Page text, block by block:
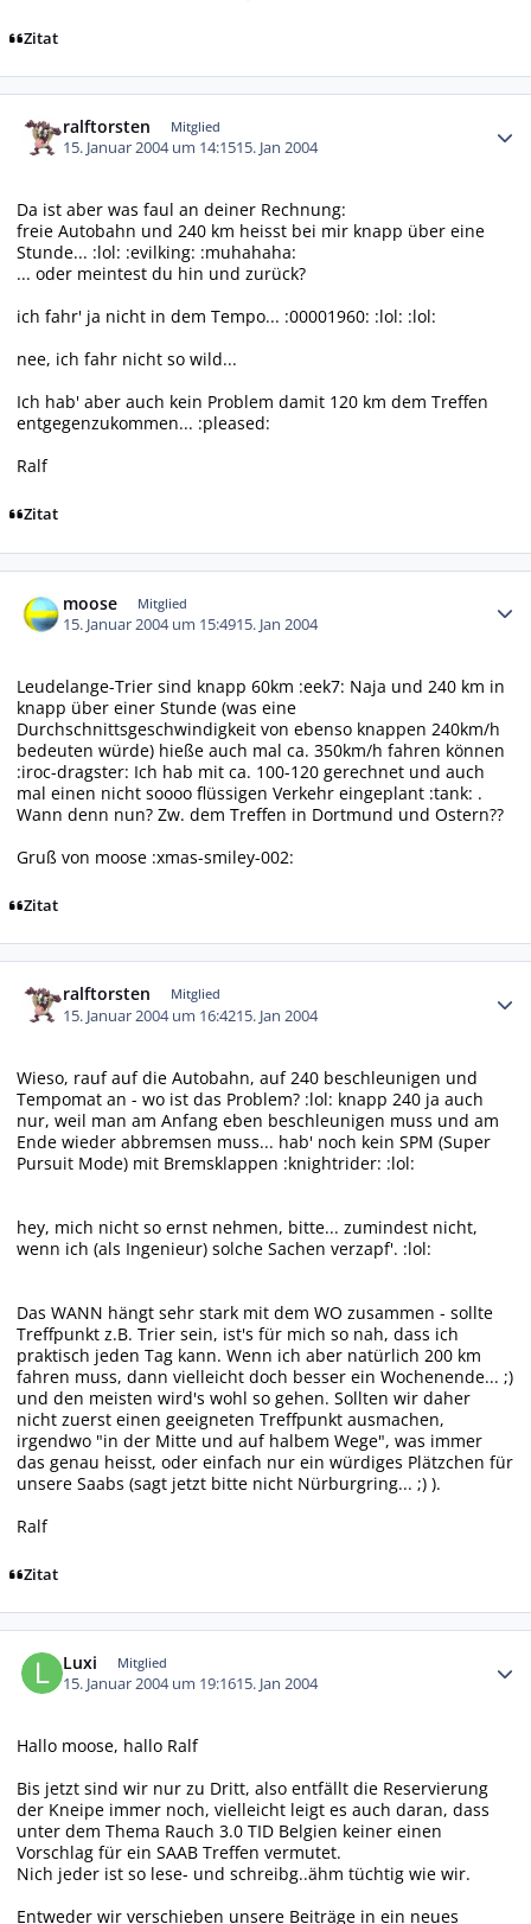
Zitat
ralftorsten Mitglied
15. Januar 2004 um 14:1515. Jan 2004
Da ist aber was faul an deiner Rechnung:
freie Autobahn und 240 km heisst bei mir knapp über eine
Stunde... :lol: :evilking: :muhahaha:
... oder meintest du hin und zurück?
ich fahr' ja nicht in dem Tempo... :00001960: :lol: :lol:
nee, ich fahr nicht so wild...
Ich hab' aber auch kein Problem damit 120 km dem Treffen
entgegenzukommen... :pleased:
Ralf
Zitat
moose Mitglied
15. Januar 2004 um 15:4915. Jan 2004
Leudelange-Trier sind knapp 60km :eek7: Naja und 240 km in
knapp über einer Stunde (was eine
Durchschnittsgeschwindigkeit von ebenso knappen 240km/h
bedeuten würde) hieße auch mal ca. 350km/h fahren können
:iroc-dragster: Ich hab mit ca. 100-120 gerechnet und auch
mal einen nicht soooo flüssigen Verkehr eingeplant :tank: .
Wann denn nun? Zw. dem Treffen in Dortmund und Ostern??
Gruß von moose :xmas-smiley-002:
Zitat
ralftorsten Mitglied
15. Januar 2004 um 16:4215. Jan 2004
Wieso, rauf auf die Autobahn, auf 240 beschleunigen und
Tempomat an - wo ist das Problem? :lol: knapp 240 ja auch
nur, weil man am Anfang eben beschleunigen muss und am
Ende wieder abbremsen muss... hab' noch kein SPM (Super
Pursuit Mode) mit Bremsklappen :knightrider: :lol:
hey, mich nicht so ernst nehmen, bitte... zumindest nicht,
wenn ich (als Ingenieur) solche Sachen verzapf'. :lol:
Das WANN hängt sehr stark mit dem WO zusammen - sollte
Treffpunkt z.B. Trier sein, ist's für mich so nah, dass ich
praktisch jeden Tag kann. Wenn ich aber natürlich 200 km
fahren muss, dann vielleicht doch besser ein Wochenende... ;)
und den meisten wird's wohl so gehen. Sollten wir daher
nicht zuerst einen geeigneten Treffpunkt ausmachen,
irgendwo "in der Mitte und auf halbem Wege", was immer
das genau heisst, oder einfach nur ein würdiges Plätzchen für
unsere Saabs (sagt jetzt bitte nicht Nürburgring... ;) ).
Ralf
Zitat
Luxi Mitglied
15. Januar 2004 um 19:1615. Jan 2004
Hallo moose, hallo Ralf
Bis jetzt sind wir nur zu Dritt, also entfällt die Reservierung
der Kneipe immer noch, vielleicht leigt es auch daran, dass
unter dem Thema Rauch 3.0 TID Belgien keiner einen
Vorschlag für ein SAAB Treffen vermutet.
Nich jeder ist so lese- und schreibg..ähm tüchtig wie wir.
Entweder wir verschieben unsere Beiträge in ein neues